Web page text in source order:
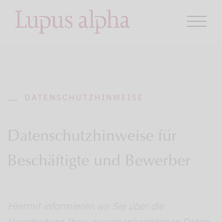
DATENSCHUTZHINWEISE
Datenschutzhinweise für
Beschäftigte und Bewerber
Hiermit informieren wir Sie über die